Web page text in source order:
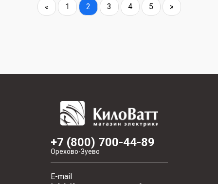
« 1 2 3 4 5 »
+7 (800) 700-44-89
Орехово-Зуево
E-mail